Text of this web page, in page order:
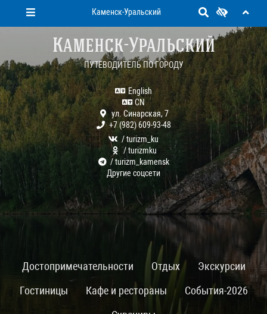
Каменск-Уральский
Каменск-Уральский
ПУТЕВОДИТЕЛЬ ПО ГОРОДУ
English
CN
ул. Синарская, 7
+7 (982) 609-93-48
/ turizm_ku
/ turizmku
/ turizm_kamensk
Другие соцсети
Достопримечательности Отдых
Экскурсии
Гостиницы
Кафе и рестораны
События-2026